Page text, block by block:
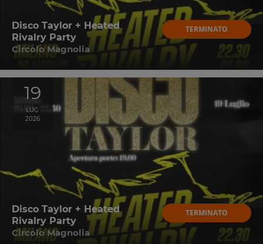
Disco Taylor + Heated
Rivalry Party
Circolo Magnolia
TERMINATO
19
LUG
2026
Disco Taylor + Heated
Rivalry Party
Circolo Magnolia
TERMINATO